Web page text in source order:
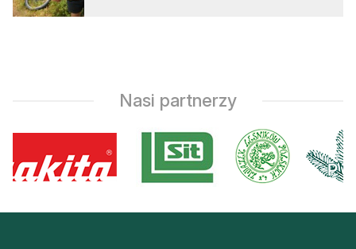
Nasi partnerzy